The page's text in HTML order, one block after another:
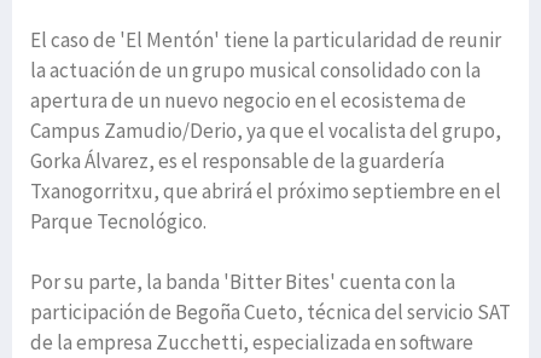
El caso de 'El Mentón' tiene la particularidad de reunir
la actuación de un grupo musical consolidado con la
apertura de un nuevo negocio en el ecosistema de
Campus Zamudio/Derio, ya que el vocalista del grupo,
Gorka Álvarez, es el responsable de la guardería
Txanogorritxu, que abrirá el próximo septiembre en el
Parque Tecnológico.
Por su parte, la banda 'Bitter Bites' cuenta con la
participación de Begoña Cueto, técnica del servicio SAT
de la empresa Zucchetti, especializada en software